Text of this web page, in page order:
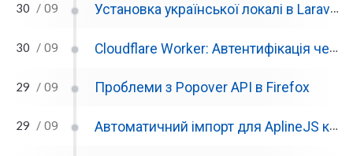
30 / 09 Установка української локалі в Laravel 11 та автоматичних перекладів
30 / 09 Cloudflare Worker: Автентифікація через OAuth з зберіганням данних в JWT
29 / 09 Проблеми з Popover API в Firefox
29 / 09 Автоматичний імпорт для AplineJS компонентів використовуя ViteJS